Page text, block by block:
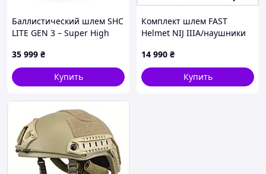
Баллистический шлем SHC
LITE GEN 3 – Super High
35 999 ₴
Купить
Комплект шлем FAST
Helmet NIJ IIIA/наушники
чебурашкой/кавер S
Мультикам, 88B11H7M01
14 990 ₴
Купить